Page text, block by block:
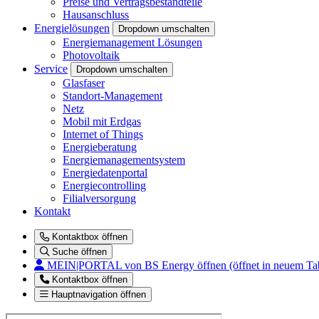
Hausanschluss
Energielösungen
Dropdown umschalten
Energiemanagement Lösungen
Photovoltaik
Service
Dropdown umschalten
Glasfaser
Standort-Management
Netz
Mobil mit Erdgas
Internet of Things
Energieberatung
Energiemanagementsystem
Energiedatenportal
Energiecontrolling
Filialversorgung
Kontakt
Kontaktbox öffnen
Suche öffnen
MEIN|PORTAL von BS Energy öffnen (öffnet in neuem
Kontaktbox öffnen
Hauptnavigation öffnen